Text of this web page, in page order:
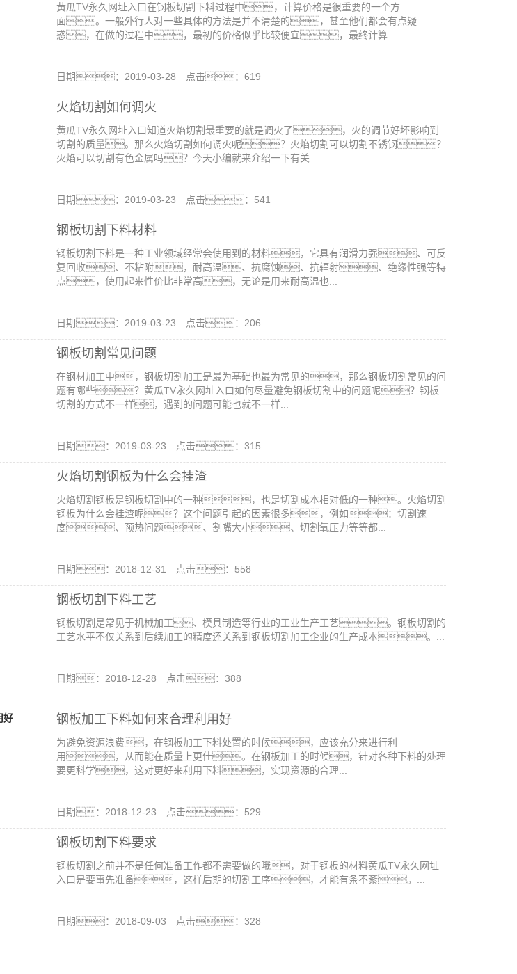
黄瓜TV永久网址入口在钢板切割下料过程中，计算价格是很重要的一个方
面。一般外行人对一些具体的方法是并不清楚的，甚至他们都会有点疑
惑，在做的过程中，最初的价格似乎比较便宜，最终计算...
日期：2019-03-28 点击：619
火焰切割如何调火
黄瓜TV永久网址入口知道火焰切割最重要的就是调火了，火的调节好坏影响到
切割的质量。那么火焰切割如何调火呢？火焰切割可以切割不锈钢？
火焰可以切割有色金属吗？今天小编就来介绍一下有关...
日期：2019-03-23 点击：541
钢板切割下料材料
钢板切割下料是一种工业领域经常会使用到的材料，它具有润滑力强、可反
复回收、不粘附，耐高温、抗腐蚀、抗辐射、绝缘性强等特
点，使用起来性价比非常高，无论是用来耐高温也...
日期：2019-03-23 点击：206
钢板切割常见问题
在钢材加工中，钢板切割加工是最为基础也最为常见的，那么钢板切割常见的问
题有哪些？黄瓜TV永久网址入口如何尽量避免钢板切割中的问题呢？钢板
切割的方式不一样，遇到的问题可能也就不一样...
日期：2019-03-23 点击：315
火焰切割钢板为什么会挂渣
火焰切割钢板是钢板切割中的一种，也是切割成本相对低的一种。火焰切割
钢板为什么会挂渣呢？这个问题引起的因素很多，例如：切割速
度、预热问题、割嘴大小、切割氧压力等等都...
日期：2018-12-31 点击：558
钢板切割下料工艺
钢板切割是常见于机械加工、模具制造等行业的工业生产工艺。钢板切割的
工艺水平不仅关系到后续加工的精度还关系到钢板切割加工企业的生产成本。...
日期：2018-12-28 点击：388
钢板加工下料如何来合理利用好
为避免资源浪费，在钢板加工下料处置的时候，应该充分来进行利
用，从而能在质量上更佳。在钢板加工的时候，针对各种下料的处理
要更科学，这对更好来利用下料，实现资源的合理...
日期：2018-12-23 点击：529
钢板切割下料要求
钢板切割之前并不是任何准备工作都不需要做的哦，对于钢板的材料黄瓜TV永久网址
入口是要事先准备，这样后期的切割工序，才能有条不紊。...
日期：2018-09-03 点击：328